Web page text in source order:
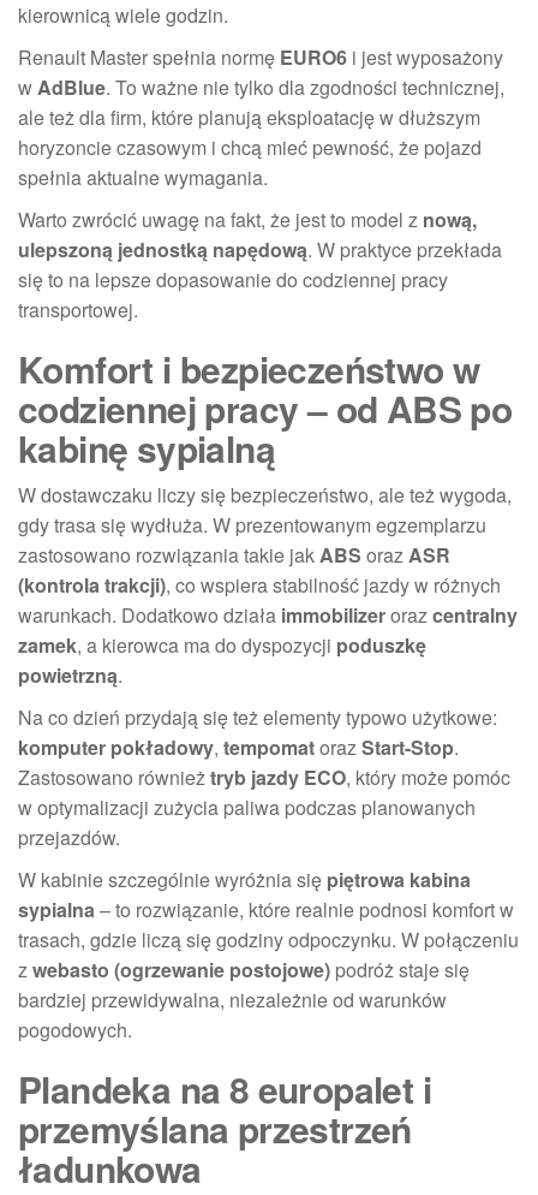
kierownicą wiele godzin.
Renault Master spełnia normę EURO6 i jest wyposażony
wAdBlue. To ważne nie tylko dla zgodności technicznej,
ale też dla firm, które planują eksploatację w dłuższym
horyzoncie czasowym i chcą mieć pewność, że pojazd
spełnia aktualne wymagania.
Warto zwrócić uwagę na fakt, że jest to model z nową,
ulepszoną jednostką napędową. W praktyce przekłada
się to na lepsze dopasowanie do codziennej pracy
transportowej.
Komfort i bezpieczeństwo w
codziennej pracy – od ABS po
kabinę sypialną
W dostawczaku liczy się bezpieczeństwo, ale też wygoda,
gdy trasa się wydłuża. W prezentowanym egzemplarzu
zastosowano rozwiązania takie jakABS orazASR
(kontrola trakcji), co wspiera stabilność jazdy w różnych
warunkach. Dodatkowo działa immobilizerorazcentralny
zamek, a kierowca ma do dyspozycji poduszkę
powietrzną.
Na co dzień przydają się też elementy typowo użytkowe:
komputer pokładowy, tempomatorazStart-Stop.
Zastosowano równieżtryb jazdy ECO, który może pomóc
w optymalizacji zużycia paliwa podczas planowanych
przejazdów.
W kabinie szczególnie wyróżnia się piętrowa kabina
sypialna– to rozwiązanie, które realnie podnosi komfort w
trasach, gdzie liczą się godziny odpoczynku. W połączeniu
zwebasto (ogrzewanie postojowe) podróż staje się
bardziej przewidywalna, niezależnie od warunków
pogodowych.
Plandeka na 8 europalet i
przemyślana przestrzeń
ładunkowa